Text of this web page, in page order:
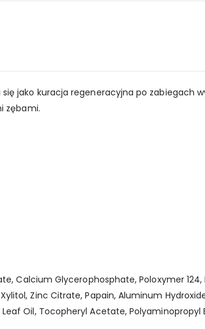
jako kuracja regeneracyjna po zabiegach
zębami.
Calcium Glycerophosphate, Poloxymer
Zinc Citrate, Papain, Aluminum
Oil, Tocopheryl Acetate, Polyaminopropyl